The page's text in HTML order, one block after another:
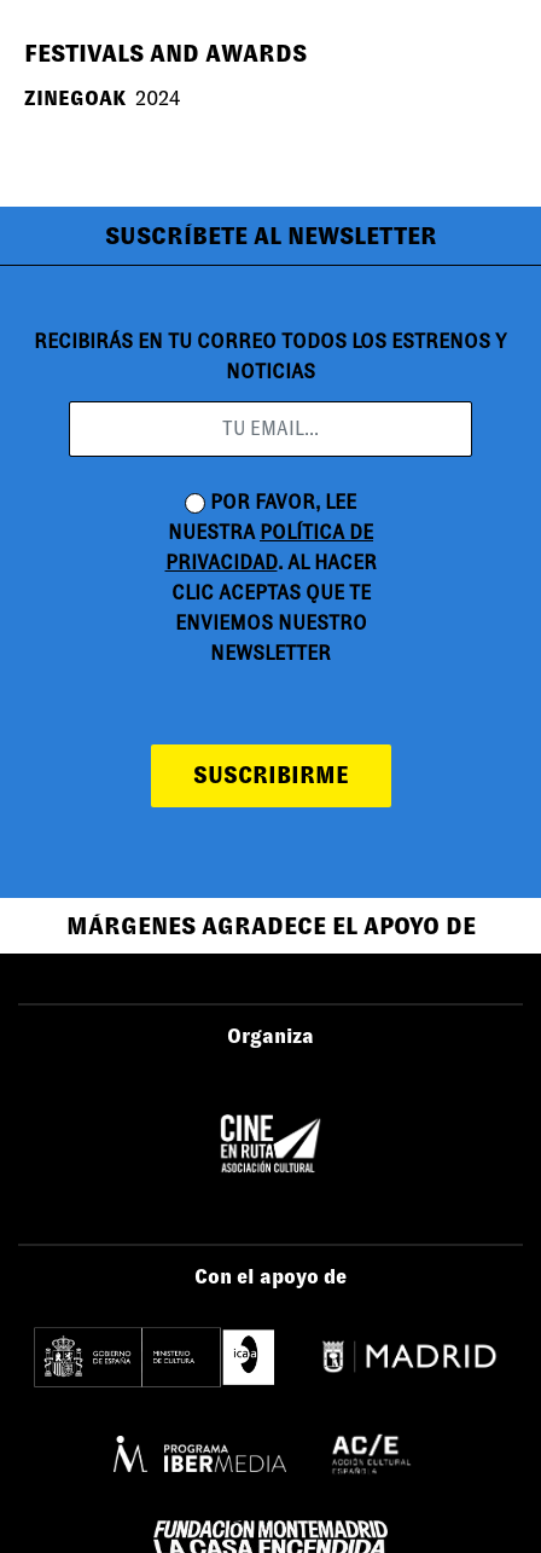
FESTIVALS AND AWARDS
ZINEGOAK 2024
SUSCRÍBETE AL NEWSLETTER
RECIBIRÁS EN TU CORREO TODOS LOS ESTRENOS Y
NOTICIAS
POR FAVOR, LEE
NUESTRA POLÍTICA DE
PRIVACIDAD. AL HACER
CLIC ACEPTAS QUE TE
ENVIEMOS NUESTRO
NEWSLETTER
SUSCRIBIRME
MÁRGENES AGRADECE EL APOYO DE
Organiza
Con el apoyo de